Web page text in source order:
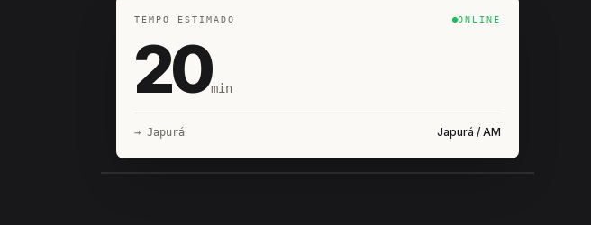
TEMPO ESTIMADO ONLINE
20min
→ Japurá Japurá / AM